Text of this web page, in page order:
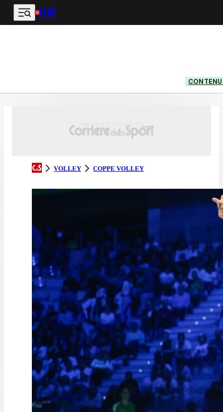
Vai al contenuto principale
LIVE
VOLLEY COPPE VOLLEY